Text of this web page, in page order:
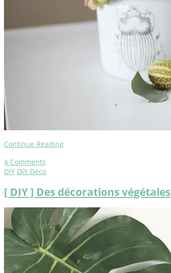
Continue Reading
4 Comments
DIY DIY Déco
[ DIY ] Des décorations végétales